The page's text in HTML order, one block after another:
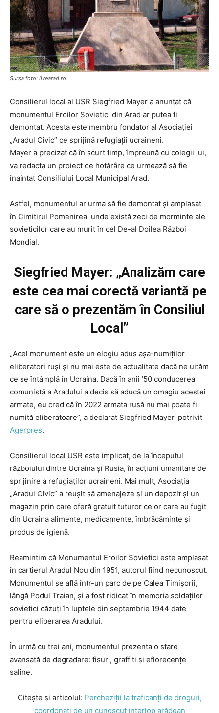
Sursa foto: livearad.ro
Consilierul local al USR Siegfried Mayer a anunțat că
monumentul Eroilor Sovietici din Arad ar putea fi
demontat. Acesta este membru fondator al Asociației
„Aradul Civic” ce sprijină refugiații ucraineni.
Mayer a precizat că în scurt timp, împreună cu colegii lui,
va redacta un proiect de hotărâre ce urmează să fie
înaintat Consiliului Local Municipal Arad.
Astfel, monumentul ar urma să fie demontat și amplasat
în Cimitirul Pomenirea, unde există zeci de morminte ale
sovieticilor care au murit în cel De-al Doilea Război
Mondial.
Siegfried Mayer: „Analizăm care
este cea mai corectă variantă pe
care să o prezentăm în Consiliul
Local”
„Acel monument este un elogiu adus aşa-numiţilor
eliberatori ruşi şi nu mai este de actualitate dacă ne uităm
ce se întâmplă în Ucraina. Dacă în anii ’50 conducerea
comunistă a Aradului a decis să aducă un omagiu acestei
armate, eu cred că în 2022 armata rusă nu mai poate fi
numită eliberatoare”, a declarat Siegfried Mayer, potrivit
Agerpres.
Consilierul local USR este implicat, de la începutul
războiului dintre Ucraina și Rusia, în acțiuni umanitare de
sprijinire a refugiaților ucraineni. Mai mult, Asociația
„Aradul Civic” a reușit să amenajeze și un depozit și un
magazin prin care oferă gratuit tuturor celor care au fugit
din Ucraina alimente, medicamente, îmbrăcăminte și
produs de igienă.
Reamintim că Monumentul Eroilor Sovietici este amplasat
în cartierul Aradul Nou din 1951, autorul fiind necunoscut.
Monumentul se află într-un parc de pe Calea Timişorii,
lângă Podul Traian, şi a fost ridicat în memoria soldaţilor
sovietici căzuţi în luptele din septembrie 1944 date
pentru eliberarea Aradului.
În urmă cu trei ani, monumentul prezenta o stare
avansată de degradare: fisuri, graffiti și eflorecențe
saline.
Citește și articolul: Percheziții la traficanți de droguri,
coordonați de un cunoscut interlop arădean